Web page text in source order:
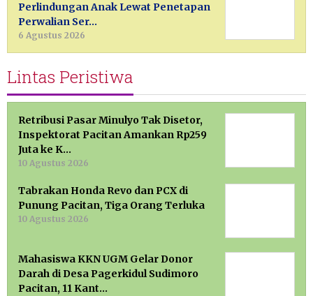
Perlindungan Anak Lewat Penetapan
Perwalian Ser…
6 Agustus 2026
Lintas Peristiwa
Retribusi Pasar Minulyo Tak Disetor,
Inspektorat Pacitan Amankan Rp259
Juta ke K…
10 Agustus 2026
Tabrakan Honda Revo dan PCX di
Punung Pacitan, Tiga Orang Terluka
10 Agustus 2026
Mahasiswa KKN UGM Gelar Donor
Darah di Desa Pagerkidul Sudimoro
Pacitan, 11 Kant…